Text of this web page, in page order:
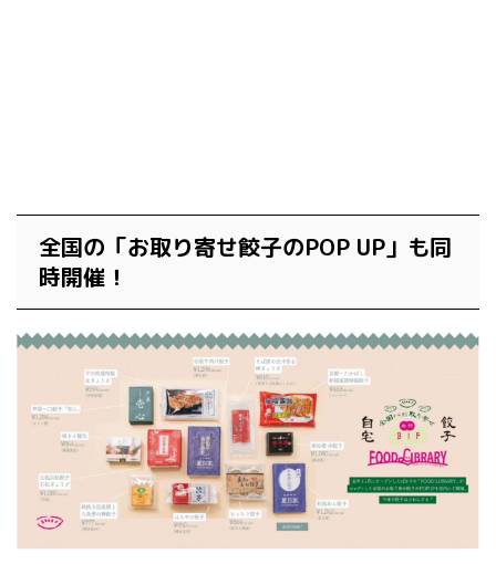
全国の「お取り寄せ餃子のPOP UP」も同
時開催！